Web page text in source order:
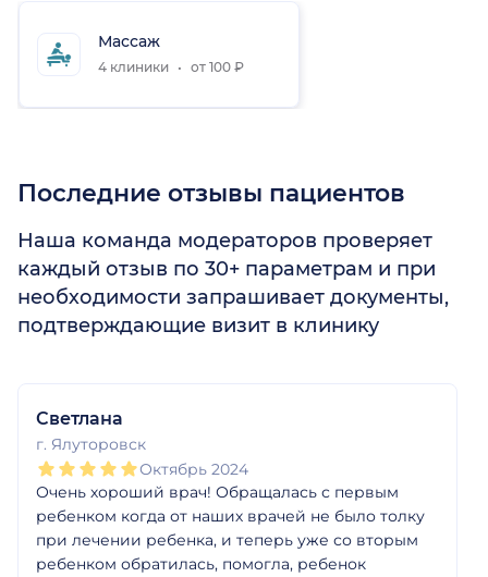
Массаж
4 клиники от 100 ₽
Последние отзывы пациентов
Наша команда модераторов проверяет
каждый отзыв по 30+ параметрам и при
необходимости запрашивает документы,
подтверждающие визит в клинику
Светлана
г. Ялуторовск
Октябрь 2024
Очень хороший врач! Обращалась с первым
ребенком когда от наших врачей не было толку
при лечении ребенка, и теперь уже со вторым
ребенком обратилась, помогла, ребенок